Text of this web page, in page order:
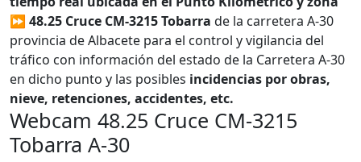
⏩ 48.25 Cruce CM-3215 Tobarra de la carretera A-30
provincia de Albacete para el control y vigilancia del
tráfico con información del estado de la Carretera A-30
en dicho punto y las posibles incidencias por obras,
nieve, retenciones, accidentes, etc.
Webcam 48.25 Cruce CM-3215
Tobarra A-30